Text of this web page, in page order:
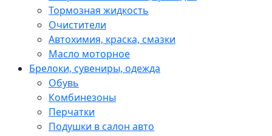
Тормозная жидкость
Очистители
Автохимия, краска, смазки
Масло моторное
Брелоки, сувениры, одежда
Обувь
Комбинезоны
Перчатки
Подушки в салон авто